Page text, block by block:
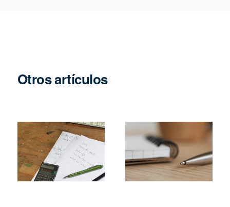
Otros artículos